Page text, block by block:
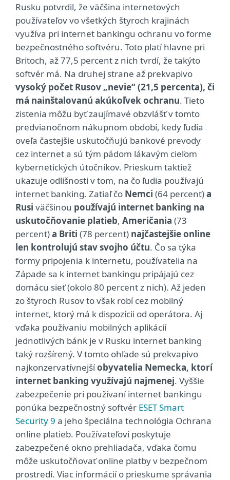
Rusku potvrdil, že väčšina internetových
používateľov vo všetkých štyroch krajinách
využíva pri internet bankingu ochranu vo forme
bezpečnostného softvéru. Toto platí hlavne pri
Britoch, až 77,5 percent z nich tvrdí, že takýto
softvér má. Na druhej strane až prekvapivo
vysoký počet Rusov „nevie“ (21,5 percenta), či
má nainštalovanú akúkoľvek ochranu. Tieto
zistenia môžu byť zaujímavé obzvlášť v tomto
predvianočnom nákupnom období, kedy ľudia
oveľa častejšie uskutočňujú bankové prevody
cez internet a sú tým pádom lákavým cieľom
kybernetických útočníkov. Prieskum taktiež
ukazuje odlišnosti v tom, na čo ľudia používajú
internet banking. Zatiaľ čo Nemci (64 percent)a
Rusi väčšinou používajú internet banking na
uskutočňovanie platieb, Američania (73
percent)a Briti (78 percent) najčastejšie online
len kontrolujú stav svojho účtu. Čo sa týka
formy pripojenia k internetu, používatelia na
Západe sa k internet bankingu pripájajú cez
domácu sieť (okolo 80 percent z nich). Až jeden
zo štyroch Rusov to však robí cez mobilný
internet, ktorý má k dispozícii od operátora. Aj
vďaka používaniu mobilných aplikácií
jednotlivých bánk je v Rusku internet banking
taký rozšírený. V tomto ohľade sú prekvapivo
najkonzervatívnejšíobyvatelia Nemecka, ktorí
internet banking využívajú najmenej. Vyššie
zabezpečenie pri používaní internet bankingu
ponúka bezpečnostný softvér ESET Smart
Security 9 a jeho špeciálna technológia Ochrana
online platieb. Používateľovi poskytuje
zabezpečené okno prehliadača, vďaka čomu
môže uskutočňovať online platby v bezpečnom
prostredí. Viac informácií o prieskume správania